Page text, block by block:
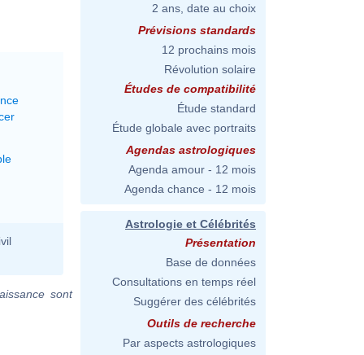
sont
2 ans, date au choix
Prévisions standards
12 prochains mois
Révolution solaire
Études de compatibilité
Étude standard
Étude globale avec portraits
Agendas astrologiques
Agenda amour - 12 mois
Agenda chance - 12 mois
Astrologie et Célébrités
Présentation
Base de données
Consultations en temps réel
Suggérer des célébrités
Outils de recherche
Par aspects astrologiques